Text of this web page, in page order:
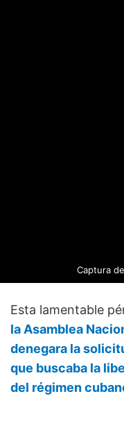
Captura
Esta lamentable
la Asamblea
denegara la
que buscaba la
del régimen